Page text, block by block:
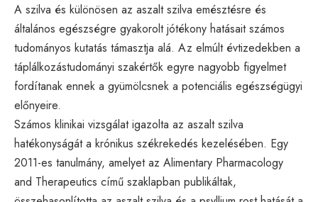
A szilva és különösen az aszalt szilva emésztésre és
általános egészségre gyakorolt jótékony hatásait számos
tudományos kutatás támasztja alá. Az elmúlt évtizedekben a
táplálkozástudományi szakértők egyre nagyobb figyelmet
fordítanak ennek a gyümölcsnek a potenciális egészségügyi
előnyeire.
Számos klinikai vizsgálat igazolta az aszalt szilva
hatékonyságát a krónikus székrekedés kezelésében. Egy
2011-es tanulmány, amelyet az Alimentary Pharmacology
and Therapeutics című szaklapban publikáltak,